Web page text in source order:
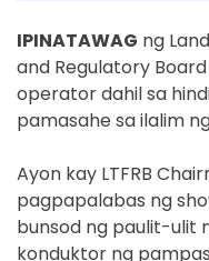
IPINATAWAG ng
and Regulatory
operator dahil sa
pamasahe sa ilalim
Ayon kay LTFRB
pagpapalabas ng
bunsod ng paulit-ulit
konduktor ng